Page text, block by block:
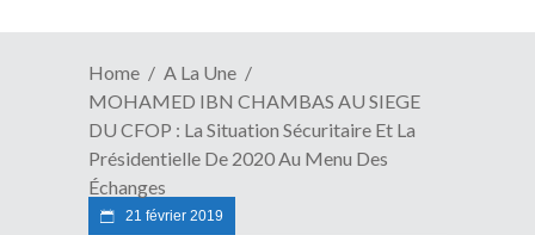
Home
A La Une
MOHAMED IBN CHAMBAS AU SIEGE
DU CFOP : La Situation Sécuritaire Et La
Présidentielle De 2020 Au Menu Des
Échanges
21 février 2019